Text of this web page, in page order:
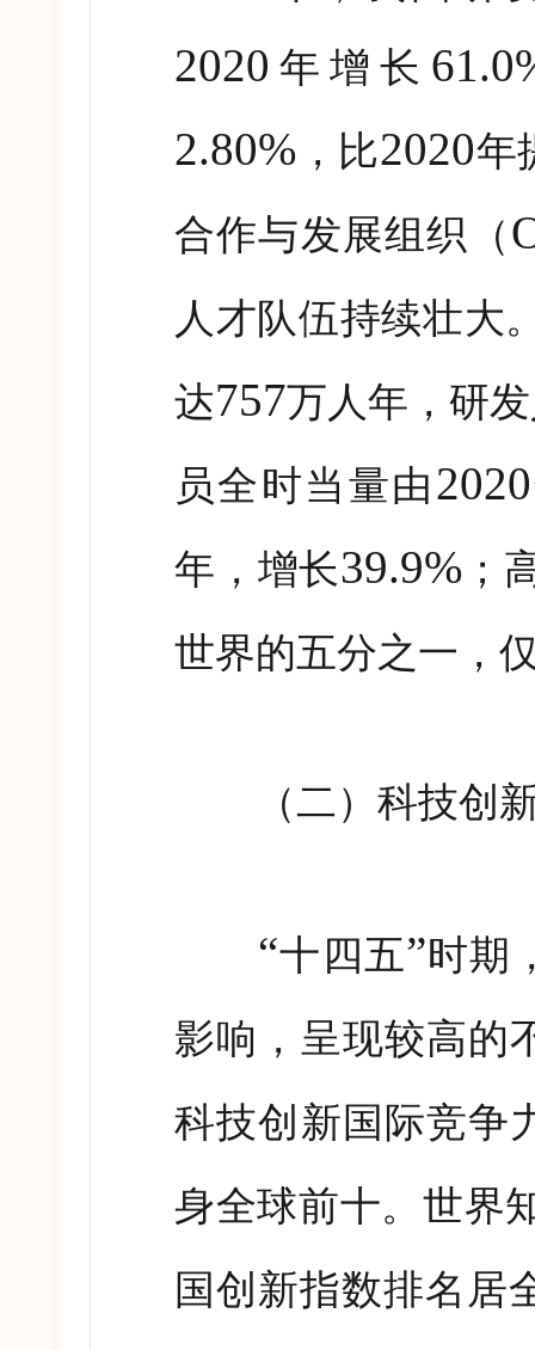
2020 年增长
2.80% ，比2020年
合作与发展组织（
人才队伍持续壮大
达757万人年，研
员全时当量由2020
年，增长39.9% ；
世界的五分之一，
（二）科技创新
“十四五”时期
影响，呈现较高的
科技创新国际竞争
身全球前十。世界
国创新指数排名居